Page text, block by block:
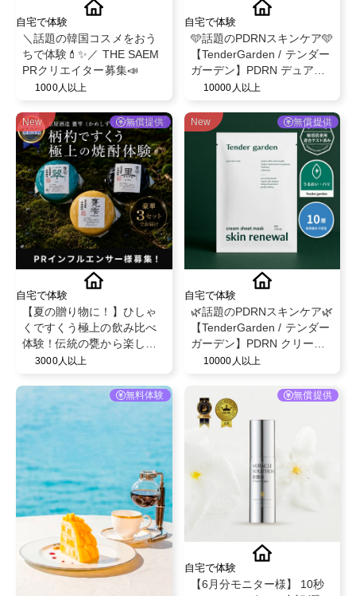
自宅で体験
＼話題の韓国コスメをおう
ちで体験💄✨／ THE SAEM
PRクリエイター募集📣
1000人以上
自宅で体験
🩵話題のPDRNスキンケア🩵
【TenderGarden / テンダー
ガーデン】PDRN デュアル
ブースト 美容液ミスト モニ
10000人以上
New 無償提供
自宅で体験
【夏の贈り物に！】ひしゃ
くですくう極上の飲み比べ
体験！伝統の甕から楽しむ
フルーティーな芋焼酎「甕
3本セット」PRインフルエ
ンサー様募集！
3000人以上
New 無償提供
自宅で体験
🌿話題のPDRNスキンケア🌿
【TenderGarden / テンダー
ガーデン】PDRN クリーム
シートマスク 30g × 5枚 モ
10000人以上
無料体験 無償提供
自宅で体験
【6月分モニター様】 10秒